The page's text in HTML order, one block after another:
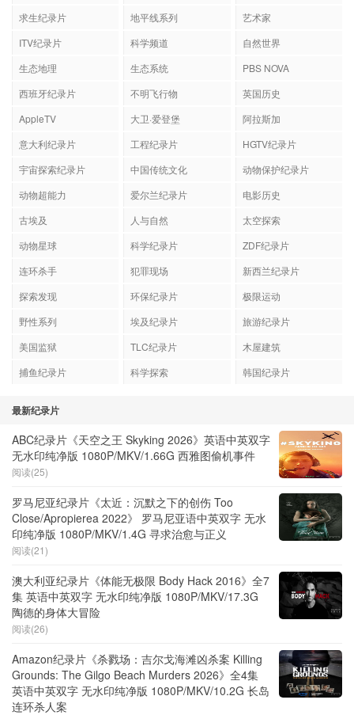
求生纪录片
地平线系列
艺术家
ITV纪录片
科学频道
自然世界
生态地理
生态系统
PBS NOVA
西班牙纪录片
不明飞行物
英国历史
AppleTV
大卫·爱登堡
阿拉斯加
意大利纪录片
工程纪录片
HGTV纪录片
宇宙探索纪录片
中国传统文化
动物保护纪录片
动物超能力
爱尔兰纪录片
电影历史
古埃及
人与自然
太空探索
动物星球
科学纪录片
ZDF纪录片
连环杀手
犯罪现场
新西兰纪录片
探索发现
环保纪录片
极限运动
野性系列
埃及纪录片
旅游纪录片
美国监狱
TLC纪录片
木屋建筑
捕鱼纪录片
科学探索 韩国纪录片
最新纪录片
ABC纪录片《天空之王 Skyking 2026》英语中英双字
无水印纯净版 1080P/MKV/1.66G 西雅图偷机事件
阅读(25)
罗马尼亚纪录片《太近：沉默之下的创伤 Too
Close/Apropierea 2022》 罗马尼亚语中英双字 无水
印纯净版 1080P/MKV/1.4G 寻求治愈与正义
阅读(21)
澳大利亚纪录片《体能无极限 Body Hack 2016》全7
集 英语中英双字 无水印纯净版 1080P/MKV/17.3G
陶德的身体大冒险
阅读(26)
Amazon纪录片《杀戮场：吉尔戈海滩凶杀案 Killing
Grounds: The Gilgo Beach Murders 2026》全4集
英语中英双字 无水印纯净版 1080P/MKV/10.2G 长岛
连环杀人案